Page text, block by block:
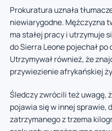
Prokuratura uznała
niewiarygodne. Mężczyzna
ma stałej pracy i utrzymuje
do Sierra Leone pojechał
Utrzymywał również, że
przywiezienie afrykańskiej
Śledczy zwrócili też uwagę,
pojawia się w innej sprawie,
zatrzymanego z trzema